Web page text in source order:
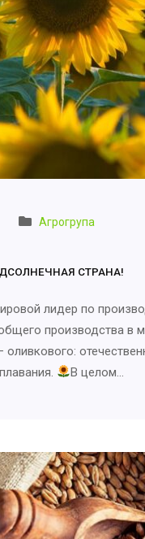
Агрогрупа
СТРАНА!
лидер по
производства в
оливкового:
В целом…